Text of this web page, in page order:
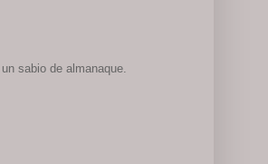
sabio de almanaque.